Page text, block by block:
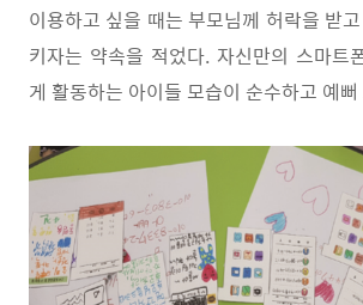
이용하고 싶을 때는 부모님께 허락을 받
키자는 약속을 적었다. 자신만의 스마트
게 활동하는 아이들 모습이 순수하고 예